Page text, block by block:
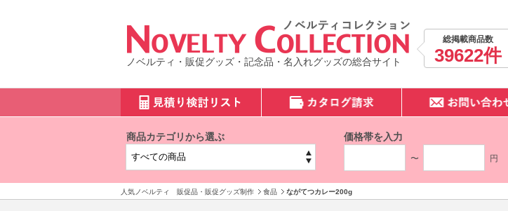
ノベルティ・販促グッズ・記念品・名入れグッズの総合サイト
総掲載商品数
39622件
商品カテゴリから選ぶ 価格帯を入力
〜 円
人気ノベルティ 販促品・販促グッズ制作 食品 ながてつカレー200g